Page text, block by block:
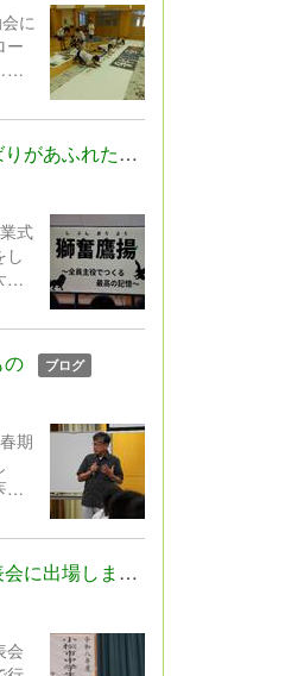
に
ー
た
ロ
始
い
みんなのがんばりがあふれた1学期でした
式
し
田
ス
ッ
な
で
が
1
1
ブログ
期
の
わ
性
大
小松市意見発表会に出場しました
会